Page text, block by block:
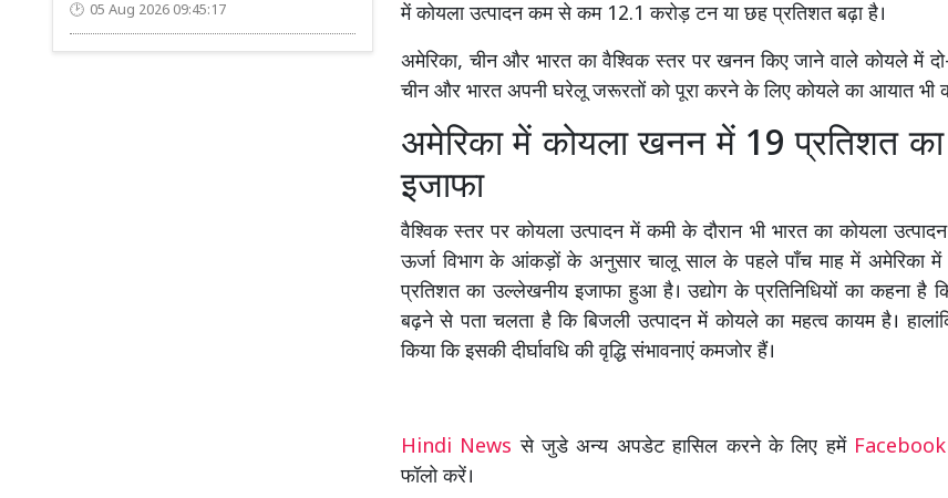
05 Aug 2026 09:45:17
में कोयला उत्पादन कम से कम 12.1 करोड़ टन या छह प्रतिशत बढ़ा है।
अमेरिका, चीन और भारत का वैश्विक स्तर पर खनन किए जाने वाले कोयले में दो-
चीन और भारत अपनी घरेलू जरूरतों को पूरा करने के लिए कोयले का आयात भी
अमेरिका में कोयला खनन में 19 प्रतिशत
इजाफा
वैश्विक स्तर पर कोयला उत्पादन में कमी के दौरान भी भारत का कोयला
ऊर्जा विभाग के आंकड़ों के अनुसार चालू साल के पहले पाँच माह में अमेरिका
प्रतिशत का उल्लेखनीय इजाफा हुआ है। उद्योग के प्रतिनिधियों का कहना है
बढ़ने से पता चलता है कि बिजली उत्पादन में कोयले का महत्व कायम है।
किया कि इसकी दीर्घावधि की वृद्धि संभावनाएं कमजोर हैं।
Hindi Newsसे जुडे अन्य अपडेट हासिल करने के लिए हमें Facebook
फॉलो करें।